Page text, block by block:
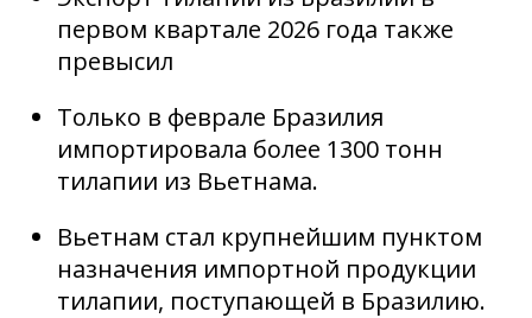
первом квартале 2026 года также
превысил
Только в феврале Бразилия
импортировала более 1300 тонн
тилапии из Вьетнама.
Вьетнам стал крупнейшим пунктом
назначения импортной продукции
тилапии, поступающей в Бразилию.